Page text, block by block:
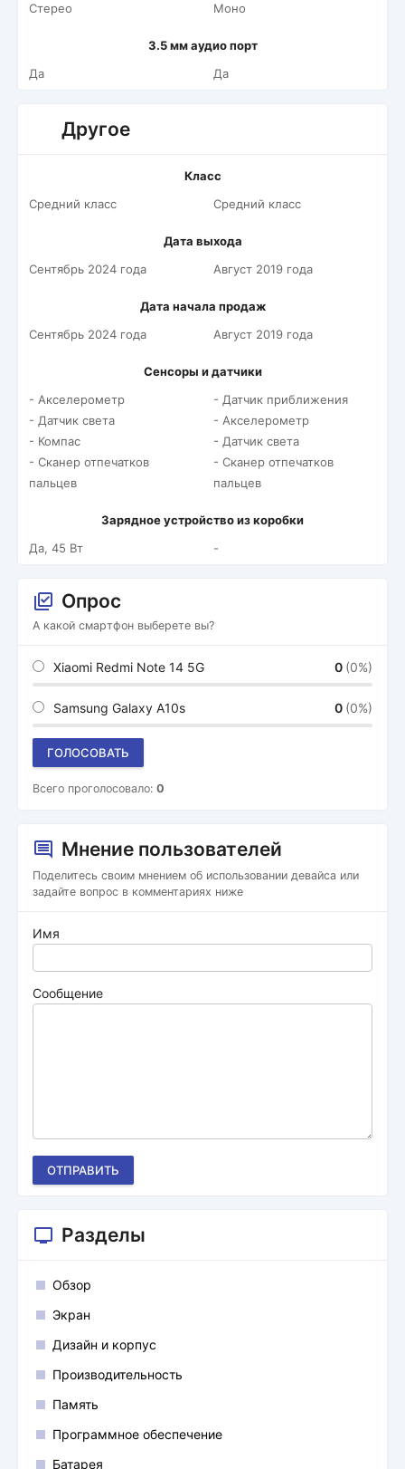
Стерео
Моно
3.5 мм аудио порт
Да
Да
Другое
Класс
Средний класс
Средний класс
Дата выхода
Сентябрь 2024 года
Август 2019 года
Дата начала продаж
Сентябрь 2024 года
Август 2019 года
Сенсоры и датчики
- Акселерометр
- Датчик света
- Компас
- Сканер отпечатков
пальцев
- Датчик приближения
- Акселерометр
- Датчик света
- Сканер отпечатков
пальцев
Зарядное устройство из коробки
Да, 45 Вт
-
Опрос
А какой смартфон выберете вы?
Xiaomi Redmi Note 14 5G 0 (0%)
Samsung Galaxy A10s 0 (0%)
ГОЛОСОВАТЬ
Всего проголосовало: 0
Мнение пользователей
Поделитесь своим мнением об использовании девайса или
задайте вопрос в комментариях ниже
Имя
Сообщение
ОТПРАВИТЬ
Разделы
Обзор
Экран
Дизайн и корпус
Производительность
Память
Программное обеспечение
Батарея